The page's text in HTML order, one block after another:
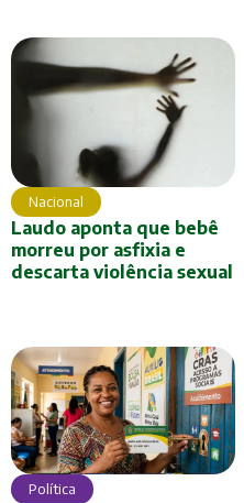
Nacional
Laudo aponta que bebê
morreu por asfixia e
descarta violência sexual
Política